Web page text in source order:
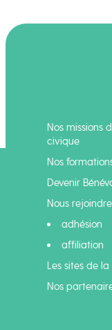
Nos missions
civique
Nos
Devenir
Nous
adhésion
affiliation
Les sites de
Nos